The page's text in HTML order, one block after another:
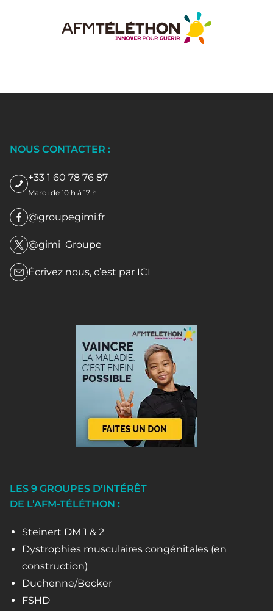
NOUS CONTACTER :
+33 1 60 78 76 87
Mardi de 10 h à 17 h
@groupegimi.fr
@gimi_Groupe
Écrivez nous, c’est par ICI
LES 9 GROUPES D’INTÉRÊT
DE L’AFM-TÉLÉTHON :
Steinert DM 1 & 2
Dystrophies musculaires congénitales (en
construction)
Duchenne/Becker
FSHD